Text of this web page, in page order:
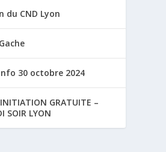
du CND Lyon
30 octobre 2024
GRATUITE –
SOIR LYON